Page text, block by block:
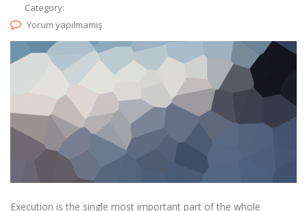
Category:
Yorum yapılmamış
Execution is the single most important part of the whole